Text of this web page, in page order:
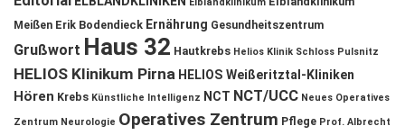
Meißen Erik Bodendieck Ernährung Gesundheitszentrum
Grußwort Haus 32 Hautkrebs Helios Klinik Schloss Pulsnitz
HELIOS Klinikum Pirna HELIOS Weißeritztal-Kliniken
Hören Krebs Künstliche Intelligenz NCT NCT/UCC Neues Operatives
Zentrum Neurologie Operatives Zentrum Pflege Prof. Albrecht